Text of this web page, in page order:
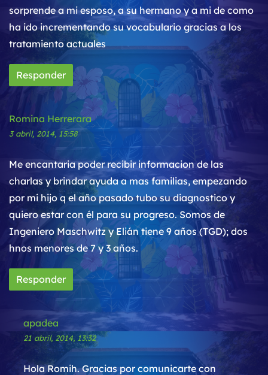
sorprende a mi esposo, a su hermano y a mi de como
ha ido incrementando su vocabulario gracias a los
tratamiento actuales
Responder
Romina Herrerara
3 abril, 2014, 15:58
Me encantaria poder recibir informacion de las
charlas y brindar ayuda a mas familias, empezando
por mi hijo q el año pasado tubo su diagnostico y
quiero estar con él para su progreso. Somos de
Ingeniero Maschwitz y Elián tiene 9 años (TGD); dos
hnos menores de 7 y 3 años.
Responder
apadea
21 abril, 2014, 13:32
Hola Romih. Gracias por comunicarte con